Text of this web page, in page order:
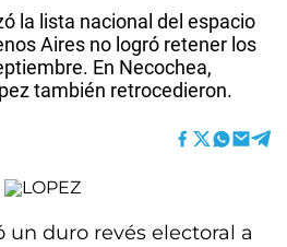
la lista nacional del espacio
Aires no logró retener los
En Necochea,
también retrocedieron.
un duro revés electoral a